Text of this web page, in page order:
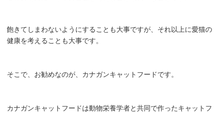
飽きてしまわないようにすることも大事ですが、それ以上に愛猫の
健康を考えることも大事です。
そこで、お勧めなのが、カナガンキャットフードです。
カナガンキャットフードは動物栄養学者と共同で作ったキャットフ